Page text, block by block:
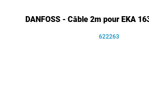
DANFOSS - Câble 2m pour EKA
622263